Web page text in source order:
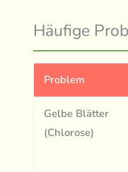
Häufige
Problem
Gelbe Blätter
(Chlorose)